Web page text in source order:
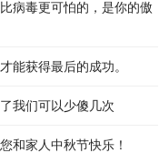
病毒更可怕的，是你的傲
能获得最后的成功。
我们可以少傻几次
和家人中秋节快乐​！​